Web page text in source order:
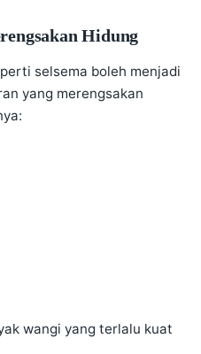
Hidung
selsema boleh menjadi
yang merengsakan
wangi yang terlalu kuat